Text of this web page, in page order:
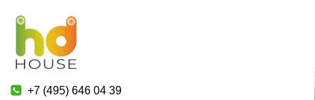
+7 (495) 646 04 39